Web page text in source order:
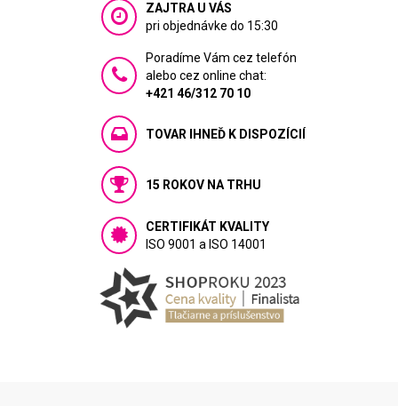
ZAJTRA U VÁS
pri objednávke do 15:30
Poradíme Vám cez telefón
alebo cez online chat:
+421 46/312 70 10
TOVAR IHNEĎ K DISPOZÍCIÍ
15 ROKOV NA TRHU
CERTIFIKÁT KVALITY
ISO 9001 a ISO 14001